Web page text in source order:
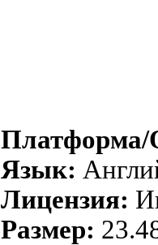
Язык:
Лицензия:
Размер: